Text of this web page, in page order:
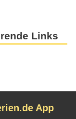
Links
App